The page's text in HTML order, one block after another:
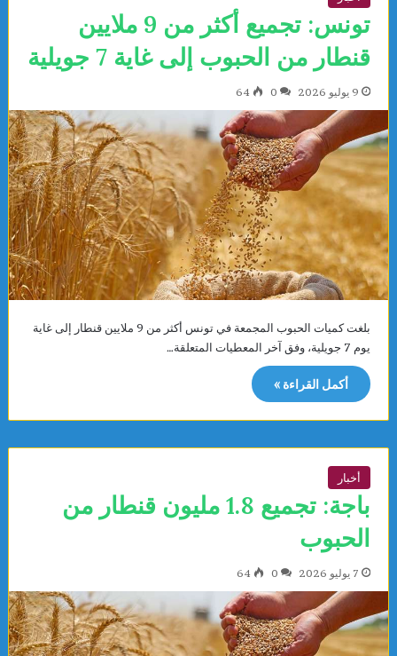
تونس: تجميع أكثر من 9 ملايين
قنطار من الحبوب إلى غاية 7 جويلية
9 يوليو 2026 0
64
بلغت كميات الحبوب المجمعة في تونس أكثر من 9 ملايين قنطار إلى غاية
يوم 7 جويلية، وفق آخر المعطيات المتعلقة…
أكمل القراءة »
أخبار
باجة: تجميع 1.8 مليون قنطار من
الحبوب
7 يوليو 2026 0
64